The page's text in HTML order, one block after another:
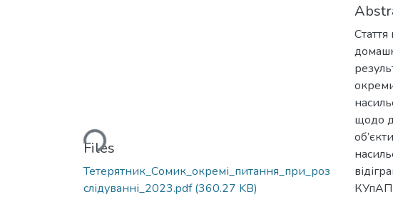
Loading...
Files
Тетерятник_Сомик_окремі_питання_при_роз
слідуванні_2023.pdf(360.27 KB)
щодо
КУпАП.